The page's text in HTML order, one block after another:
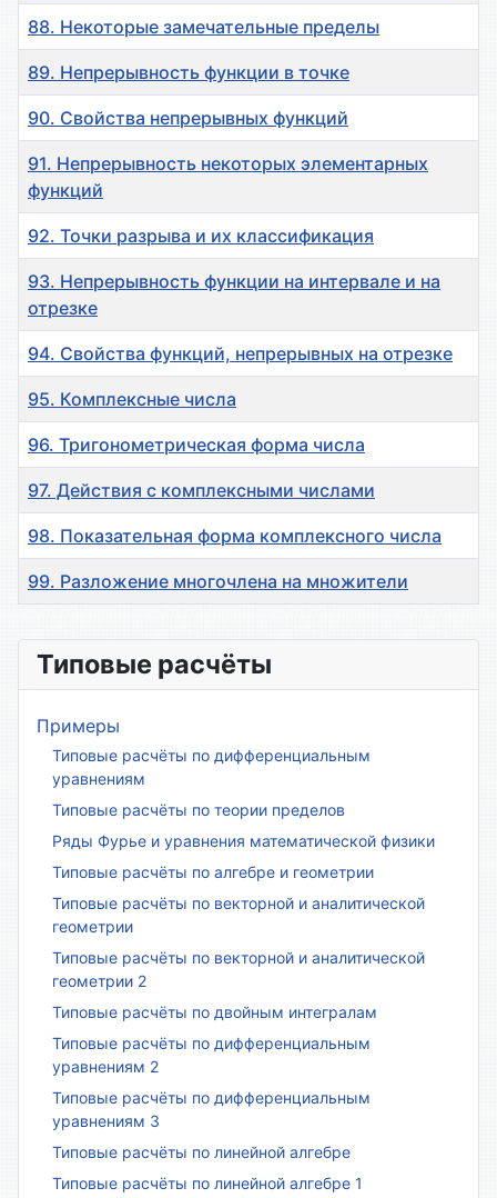
88. Некоторые замечательные пределы
89. Непрерывность функции в точке
90. Свойства непрерывных функций
91. Непрерывность некоторых элементарных
функций
92. Точки разрыва и их классификация
93. Непрерывность функции на интервале и на
отрезке
94. Свойства функций, непрерывных на отрезке
95. Комплексные числа
96. Тригонометрическая форма числа
97. Действия с комплексными числами
98. Показательная форма комплексного числа
99. Разложение многочлена на множители
Типовые расчёты
Примеры
Типовые расчёты по дифференциальным
уравнениям
Типовые расчёты по теории пределов
Ряды Фурье и уравнения математической физики
Типовые расчёты по алгебре и геометрии
Типовые расчёты по векторной и аналитической
геометрии
Типовые расчёты по векторной и аналитической
геометрии 2
Типовые расчёты по двойным интегралам
Типовые расчёты по дифференциальным
уравнениям 2
Типовые расчёты по дифференциальным
уравнениям 3
Типовые расчёты по линейной алгебре
Типовые расчёты по линейной алгебре 1